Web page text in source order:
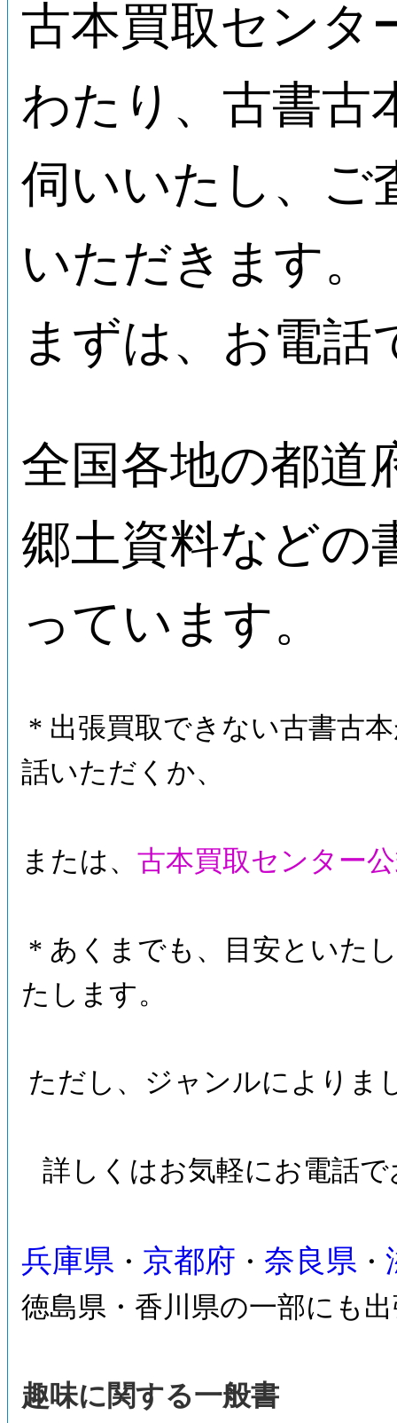
古本買取センタ
わたり、古書古
伺いいたし、ご
いただきます。
まずは、お電話
全国各地の都
郷土資料などの
っています。
* 出張買取できない古書古
話いただくか、
または、 古本買取センター
* あくまでも、目安といた
たします。
ただし、ジャンルによりま
詳しくはお気軽にお電話
兵庫県 ・ 京都府 ・ 奈良県 ・
徳島県・香川県の一部にも
趣味に関する一般書